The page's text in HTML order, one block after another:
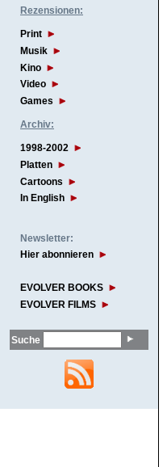
Rezensionen:
Print
Musik
Kino
Video
Games
Archiv:
1998-2002
Platten
Cartoons
In English
Newsletter:
Hier abonnieren
EVOLVER BOOKS
EVOLVER FILMS
Suche